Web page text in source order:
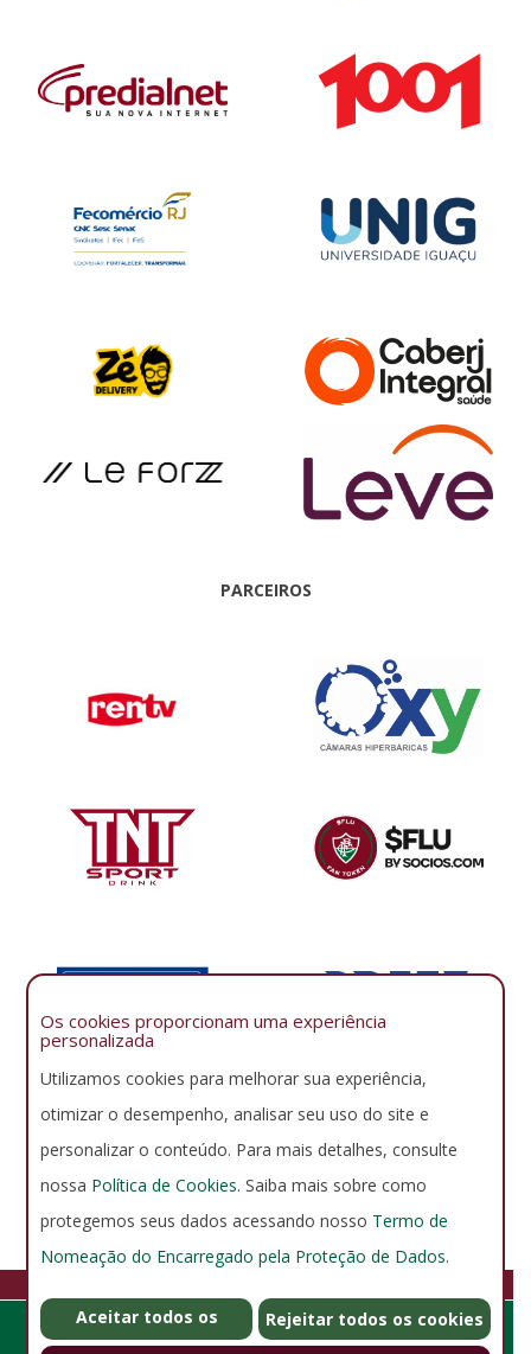
PARCEIROS
GERENCIAR COOKIES
POLÍTICA DE PRIVACIDADE
Rua Álvaro Chaves 41, Laranjeiras - Rio de Janeiro - RJ - Brasil -
Os cookies proporcionam uma experiência
personalizada
Utilizamos cookies para melhorar sua experiência,
otimizar o desempenho, analisar seu uso do site e
personalizar o conteúdo. Para mais detalhes, consulte
nossa Política de Cookies. Saiba mais sobre como
protegemos seus dados acessando nosso Termo de
Nomeação do Encarregado pela Proteção de Dados.
Aceitar todos os
Rejeitar todos os cookies